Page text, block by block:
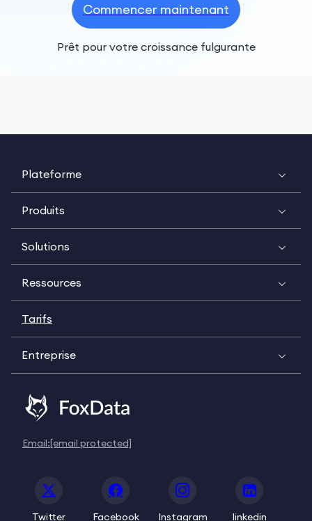
Commencer maintenant
Prêt pour votre croissance fulgurante
Plateforme
Produits
Solutions
Ressources
Tarifs
Entreprise
Email:[email protected]
Twitter Facebook Instagram linkedin